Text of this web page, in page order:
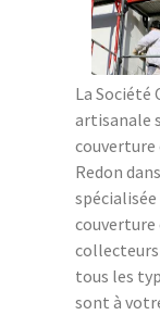
La Société
artisanale
couverture
Redon
collecteurs
tous les
sont à